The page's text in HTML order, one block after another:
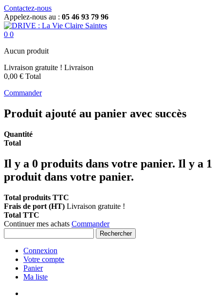
Contactez-nous
Appelez-nous au : 05 46 93 79 96
0 0
Aucun produit
Livraison gratuite ! Livraison
0,00 € Total
Commander
Produit ajouté au panier avec succès
Quantité
Total
Il y a 0 produits dans votre panier. Il y a 1
produit dans votre panier.
Total produits TTC
Frais de port (HT) Livraison gratuite !
Total TTC
Continuer mes achats Commander
Rechercher
Connexion
Votre compte
Panier
Ma liste